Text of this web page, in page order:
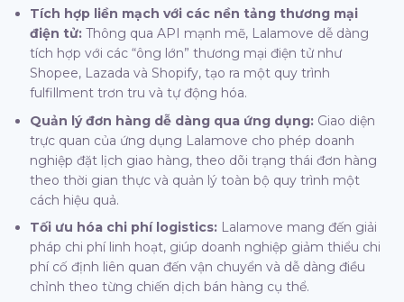
Tích hợp liền mạch với các nền tảng thương mại
điện tử: Thông qua API mạnh mẽ, Lalamove dễ dàng
tích hợp với các “ông lớn” thương mại điện tử như
Shopee, Lazada và Shopify, tạo ra một quy trình
fulfillment trơn tru và tự động hóa.
Quản lý đơn hàng dễ dàng qua ứng dụng: Giao diện
trực quan của ứng dụng Lalamove cho phép doanh
nghiệp đặt lịch giao hàng, theo dõi trạng thái đơn hàng
theo thời gian thực và quản lý toàn bộ quy trình một
cách hiệu quả.
Tối ưu hóa chi phí logistics: Lalamove mang đến giải
pháp chi phí linh hoạt, giúp doanh nghiệp giảm thiểu chi
phí cố định liên quan đến vận chuyển và dễ dàng điều
chỉnh theo từng chiến dịch bán hàng cụ thể.